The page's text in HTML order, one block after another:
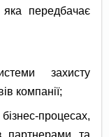
яка передбачає
захисту
компанії;
процесах,
партнерами та